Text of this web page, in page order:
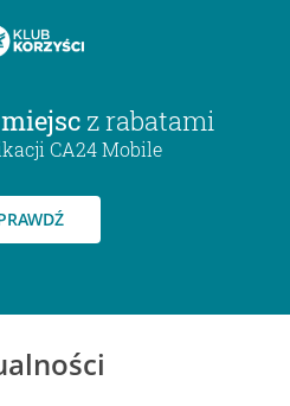
z rabatami
CA24 Mobile